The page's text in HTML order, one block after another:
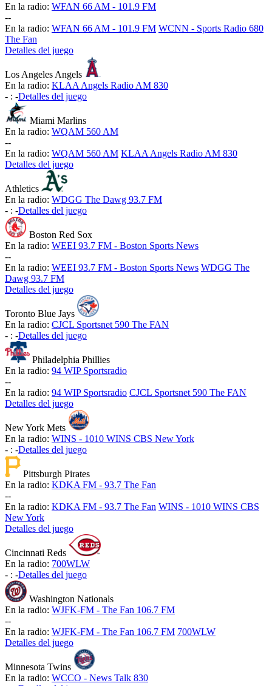
En la radio: WFAN 66 AM - 101.9 FM
--
En la radio: WFAN 66 AM - 101.9 FM WCNN - Sports Radio 680
The Fan
Detalles del juego
Los Angeles Angels
En la radio: KLAA Angels Radio AM 830
- : -Detalles del juego
Miami Marlins
En la radio: WQAM 560 AM
--
En la radio: WQAM 560 AM KLAA Angels Radio AM 830
Detalles del juego
Athletics
En la radio: WDGG The Dawg 93.7 FM
- : -Detalles del juego
Boston Red Sox
En la radio: WEEI 93.7 FM - Boston Sports News
--
En la radio: WEEI 93.7 FM - Boston Sports News WDGG The
Dawg 93.7 FM
Detalles del juego
Toronto Blue Jays
En la radio: CJCL Sportsnet 590 The FAN
- : -Detalles del juego
Philadelphia Phillies
En la radio: 94 WIP Sportsradio
--
En la radio: 94 WIP Sportsradio CJCL Sportsnet 590 The FAN
Detalles del juego
New York Mets
En la radio: WINS - 1010 WINS CBS New York
- : -Detalles del juego
Pittsburgh Pirates
En la radio: KDKA FM - 93.7 The Fan
--
En la radio: KDKA FM - 93.7 The Fan WINS - 1010 WINS CBS
New York
Detalles del juego
Cincinnati Reds
En la radio: 700WLW
- : -Detalles del juego
Washington Nationals
En la radio: WJFK-FM - The Fan 106.7 FM
--
En la radio: WJFK-FM - The Fan 106.7 FM 700WLW
Detalles del juego
Minnesota Twins
En la radio: WCCO - News Talk 830